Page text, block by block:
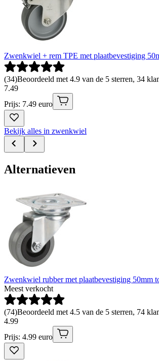
Zwenkwiel + rem TPE met plaatbevestiging
(34)Beoordeeld met 4.9 van de 5 sterren, 34
7.49
Prijs: 7.49 euro
Bekijk alles in zwenkwiel
Alternatieven
Zwenkwiel rubber met plaatbevestiging 50mm
Meest verkocht
(74)Beoordeeld met 4.5 van de 5 sterren, 74
4.99
Prijs: 4.99 euro